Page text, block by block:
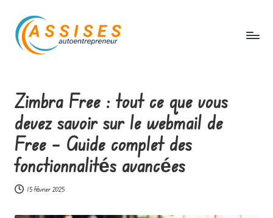
s
s
i
s
e
s
Zimbra Free : tout ce que vous
devez savoir sur le webmail de
Free – Guide complet des
fonctionnalités avancées
15 février 2025